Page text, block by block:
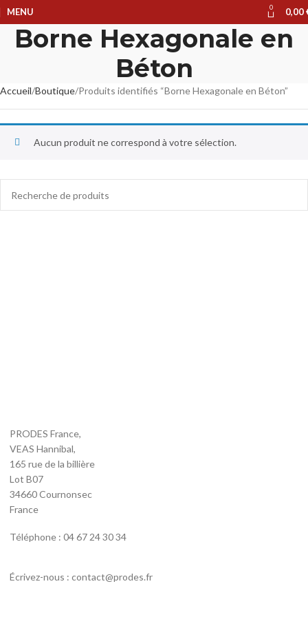
MENU 0 0,00
Borne Hexagonale en
Béton
Accueil Boutique Produits identifiés “Borne Hexagonale en Béton”
Aucun produit ne correspond à votre sélection.
PRODES France,
VEAS Hannibal,
165 rue de la billière
Lot B07
34660 Cournonsec
France
Téléphone : 04 67 24 30 34
Écrivez-nous : contact@prodes.fr